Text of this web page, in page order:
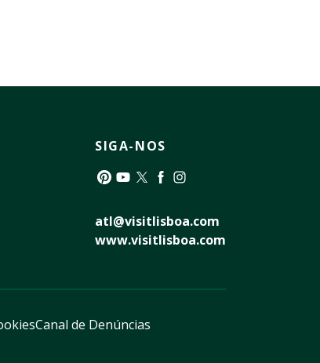
SIGA-NOS
atl@visitlisboa.com
www.visitlisboa.com
Canal de Denúncias